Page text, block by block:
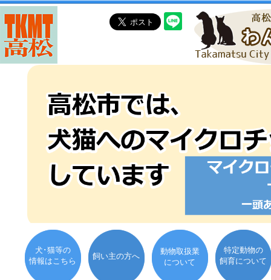
犬･猫等の
情報はこちら
飼い主の方へ
動物取扱業
について
特定動物の
飼育について